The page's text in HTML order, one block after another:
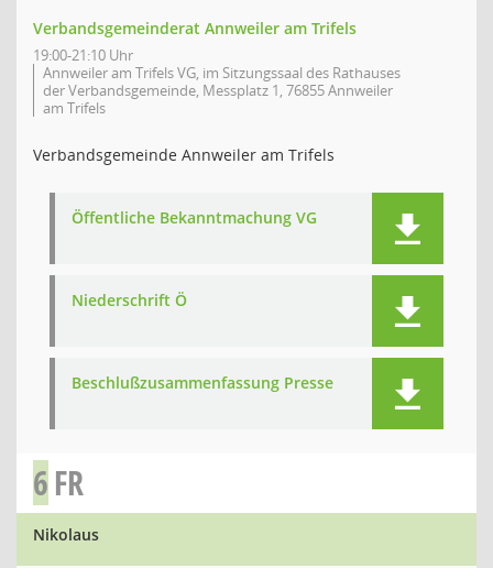
Verbandsgemeinderat Annweiler am Trifels
19:00-21:10 Uhr
Annweiler am Trifels VG, im Sitzungssaal des Rathauses
der Verbandsgemeinde, Messplatz 1, 76855 Annweiler
am Trifels
Verbandsgemeinde Annweiler am Trifels
Öffentliche Bekanntmachung VG
Niederschrift Ö
Beschlußzusammenfassung Presse
6FR
Nikolaus